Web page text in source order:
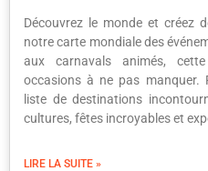
Découvrez le monde et créez
notre carte mondiale des
aux carnavals animés,
occasions à ne pas manquer.
liste de destinations
cultures, fêtes incroyables et
LIRE LA SUITE »